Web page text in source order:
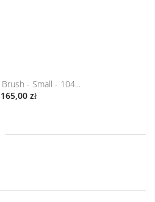
- Small - 104...
165,00 zł